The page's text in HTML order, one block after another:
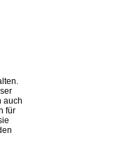
auch
für